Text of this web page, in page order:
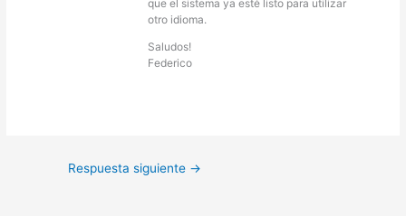
que el sistema ya esté listo para utilizar
otro idioma.
Saludos!
Federico
Respuesta siguiente →